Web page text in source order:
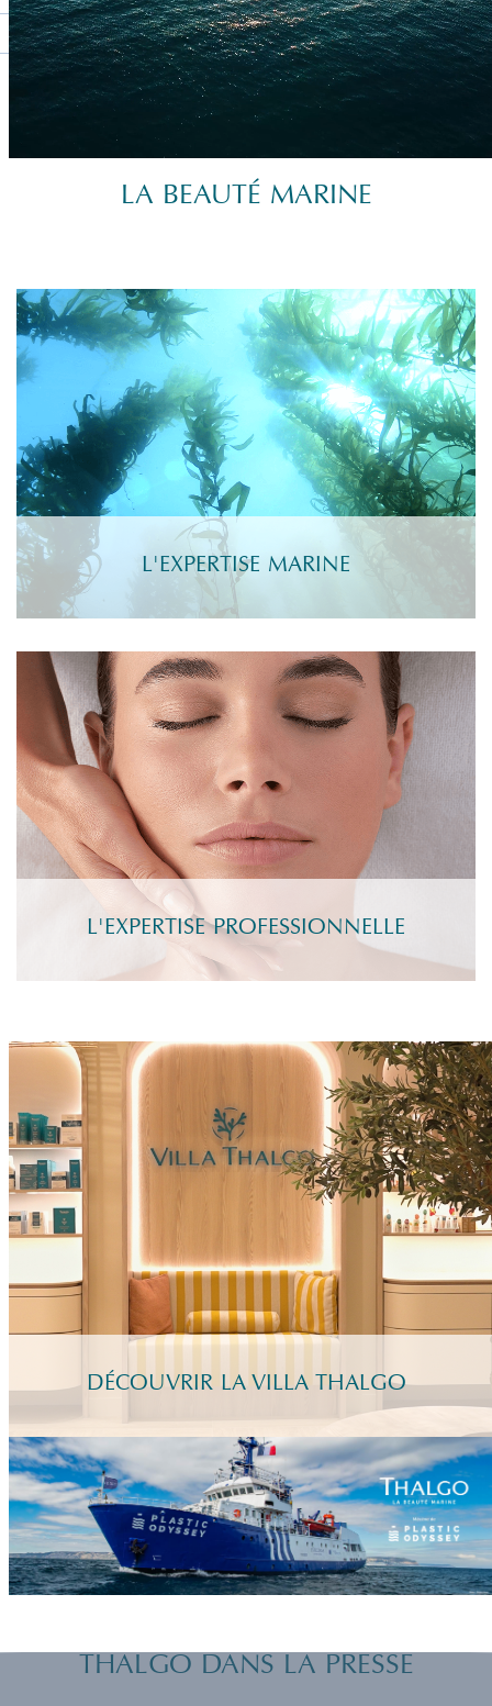
LA BEAUTÉ MARINE
L'EXPERTISE MARINE
L'EXPERTISE PROFESSIONNELLE
DÉCOUVRIR LA VILLA THALGO
THALGO DANS LA PRESSE